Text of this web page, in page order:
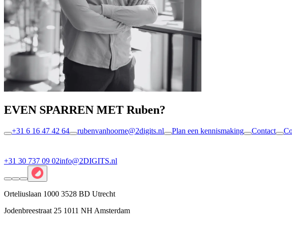
EVEN SPARREN MET Ruben?
+31 6 16 47 42 64 rubenvanhoorne@2digits.nl Plan een kennismaking Contact
+31 30 737 09 02info@2DIGITS.nl
Orteliuslaan 1000 3528 BD Utrecht
Jodenbreestraat 25 1011 NH Amsterdam